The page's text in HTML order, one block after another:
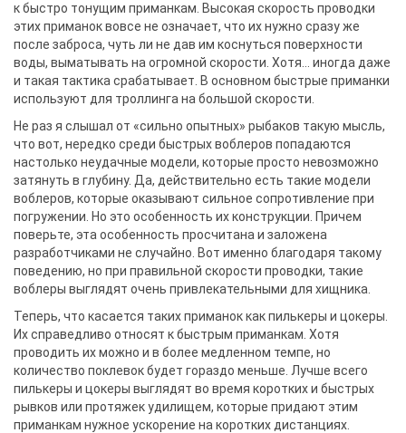
к быстро тонущим приманкам. Высокая скорость проводки
этих приманок вовсе не означает, что их нужно сразу же
после заброса, чуть ли не дав им коснуться поверхности
воды, выматывать на огромной скорости. Хотя… иногда даже
и такая тактика срабатывает. В основном быстрые приманки
используют для троллинга на большой скорости.
Не раз я слышал от «сильно опытных» рыбаков такую мысль,
что вот, нередко среди быстрых воблеров попадаются
настолько неудачные модели, которые просто невозможно
затянуть в глубину. Да, действительно есть такие модели
воблеров, которые оказывают сильное сопротивление при
погружении. Но это особенность их конструкции. Причем
поверьте, эта особенность просчитана и заложена
разработчиками не случайно. Вот именно благодаря такому
поведению, но при правильной скорости проводки, такие
воблеры выглядят очень привлекательными для хищника.
Теперь, что касается таких приманок как пилькеры и цокеры.
Их справедливо относят к быстрым приманкам. Хотя
проводить их можно и в более медленном темпе, но
количество поклевок будет гораздо меньше. Лучше всего
пилькеры и цокеры выглядят во время коротких и быстрых
рывков или протяжек удилищем, которые придают этим
приманкам нужное ускорение на коротких дистанциях.